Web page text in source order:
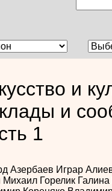
и
и
1
Азербаев Играр
Михаил Горелик